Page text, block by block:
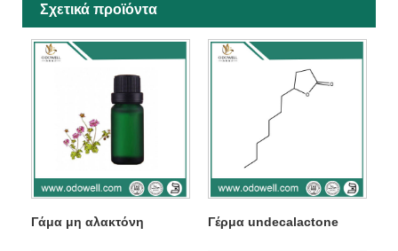
Σχετικά προϊόντα
Γάμα μη αλακτόνη Γέρμα undecalactone